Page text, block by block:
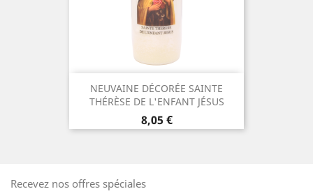
NEUVAINE DÉCORÉE SAINTE
THÉRÈSE DE L'ENFANT JÉSUS
Prix
8,05 €
Recevez nos offres spéciales